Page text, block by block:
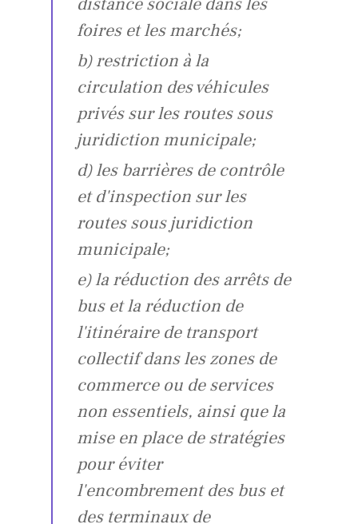
foires et les marchés;
b) restriction à la
circulation des véhicules
privés sur les routes sous
juridiction municipale;
d) les barrières de contrôle
et d'inspection sur les
routes sous juridiction
municipale;
e) la réduction des arrêts de
bus et la réduction de
l'itinéraire de transport
collectif dans les zones de
commerce ou de services
non essentiels, ainsi que la
mise en place de stratégies
pour éviter
l'encombrement des bus et
des terminaux de